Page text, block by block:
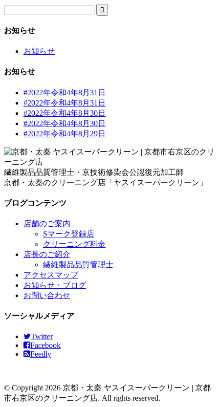

お知らせ
お知らせ
お知らせ
#2022年令和4年8月31日
#2022年令和4年8月31日
#2022年令和4年8月30日
#2022年令和4年8月30日
#2022年令和4年8月29日
繊維製品品質管理士・京技術修染会公認復元加工師
京都・太秦のクリーニング店「ヤスイスーパークリーン」
ブログコンテンツ
店舗のご案内
Sマーク登録店
クリーニング料金
店長のご紹介
繊維製品品質管理士
アクセスマップ
お知らせ・ブログ
お問い合わせ
ソーシャルメディア
Twitter
Facebook
Feedly
© Copyright 2026 京都・太秦 ヤスイスーパークリーン | 京都
市右京区のクリーニング店. All rights reserved.